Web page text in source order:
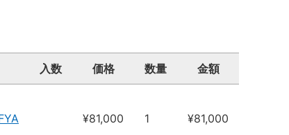
入数 価格 数量 金額
¥81,000 1 ¥81,000